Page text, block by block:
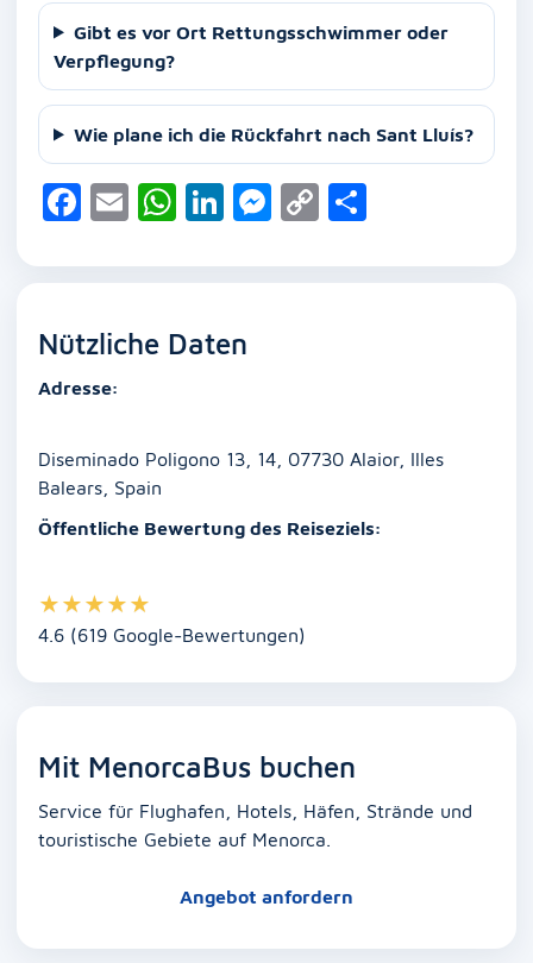
Gibt es vor Ort Rettungsschwimmer oder
Verpflegung?
Wie plane ich die Rückfahrt nach Sant Lluís?
F
c
b
o
k
E
ai
W
at
A
Li
k
dI
M
ss
C
p le
Nützliche Daten
Adresse:
Diseminado Poligono 13, 14, 07730 Alaior, Illes
Balears, Spain
Öffentliche Bewertung des Reiseziels:
★★★★★
4.6 (619 Google-Bewertungen)
Mit MenorcaBus buchen
Service für Flughafen, Hotels, Häfen, Strände und
touristische Gebiete auf Menorca.
Angebot anfordern